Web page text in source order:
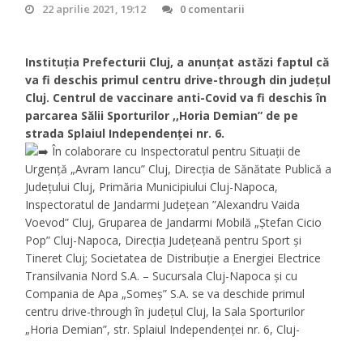
22 aprilie 2021, 19:12 0 comentarii
Instituția Prefecturii Cluj, a anunțat astăzi faptul că
va fi deschis primul centru drive-through din județul
Cluj. Centrul de vaccinare anti-Covid va fi deschis în
parcarea Sălii Sporturilor ,,Horia Demian” de pe
strada Splaiul Independenței nr. 6.
În colaborare cu Inspectoratul pentru Situații de
Urgență „Avram Iancu” Cluj, Direcția de Sănătate Publică a
Județului Cluj, Primăria Municipiului Cluj-Napoca,
Inspectoratul de Jandarmi Județean ”Alexandru Vaida
Voevod” Cluj, Gruparea de Jandarmi Mobilă „Ștefan Cicio
Pop” Cluj-Napoca, Direcția Județeană pentru Sport și
Tineret Cluj; Societatea de Distribuție a Energiei Electrice
Transilvania Nord S.A. – Sucursala Cluj-Napoca și cu
Compania de Apa „Someș” S.A. se va deschide primul
centru drive-through în județul Cluj, la Sala Sporturilor
„Horia Demian”, str. Splaiul Independenței nr. 6, Cluj-